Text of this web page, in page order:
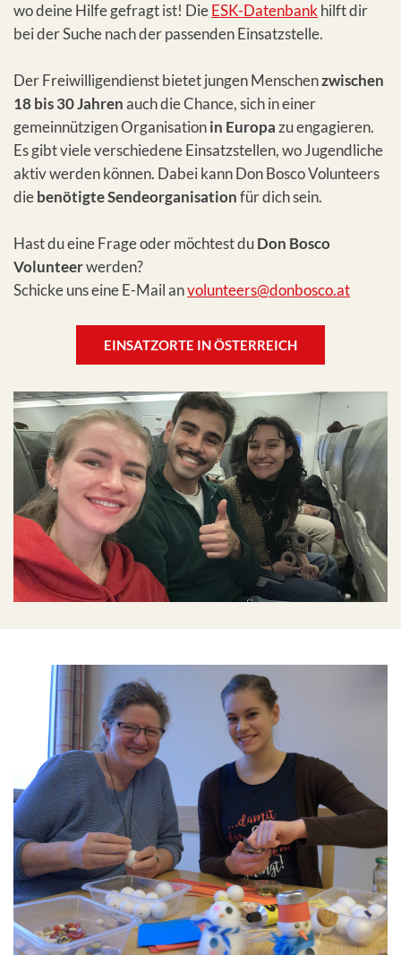
wo deine Hilfe gefragt ist! Die ESK-Datenbank hilft dir
bei der Suche nach der passenden Einsatzstelle.
Der Freiwilligendienst bietet jungen Menschenzwischen
18 bis 30 Jahren auch die Chance, sich in einer
gemeinnützigen Organisation in Europa zu engagieren.
Es gibt viele verschiedene Einsatzstellen, wo Jugendliche
aktiv werden können. Dabei kann Don Bosco Volunteers
die benötigte Sendeorganisation für dich sein.
Hast du eine Frage oder möchtest du Don Bosco
Volunteerwerden?
Schicke uns eine E-Mail anvolunteers@donbosco.at
EINSATZORTE IN ÖSTERREICH